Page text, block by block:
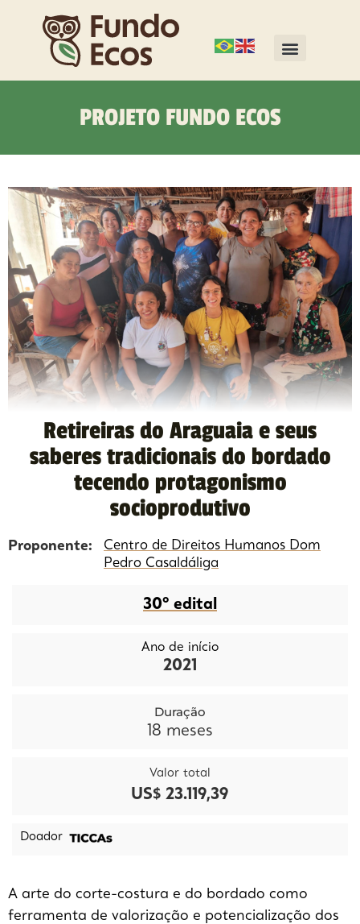
PROJETO FUNDO ECOS
Retireiras do Araguaia e seus
saberes tradicionais do bordado
tecendo protagonismo
socioprodutivo
Proponente: Centro de Direitos Humanos Dom
Pedro Casaldáliga
30º edital
Ano de início
2021
Duração
18 meses
Valor total
US$ 23.119,39
Doador
A arte do corte-costura e do bordado como
ferramenta de valorização e potencialização dos